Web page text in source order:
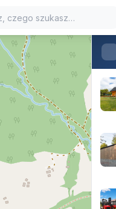
TURYSTYKA